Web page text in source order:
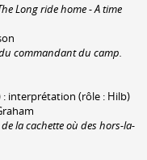
Long ride home - A time
commandant du camp.
: interprétation (rôle : Hilb)
la cachette où des hors-la-